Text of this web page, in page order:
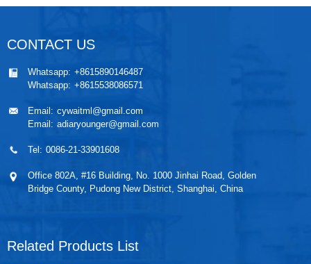
CONTACT US
Whatsapp: +8615890146487
Whatsapp: +8615538086571
Email: cywaitml@gmail.com
Email: adiaryounger@gmail.com
Tel: 0086-21-33901608
Office 802A, #16 Building, No. 1000 Jinhai Road, Golden
Bridge County, Pudong New District, Shanghai, China
Related Products List